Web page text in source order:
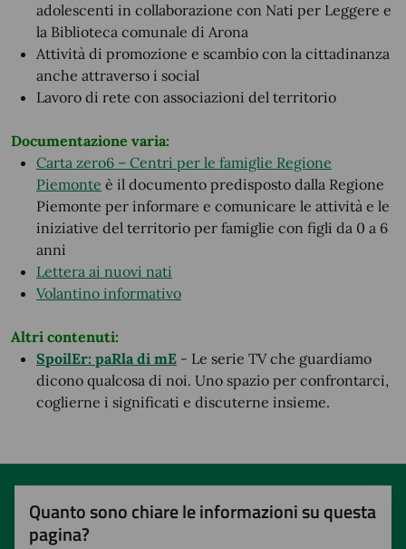
adolescenti in collaborazione con Nati per Leggere e
la Biblioteca comunale di Arona
Attività di promozione e scambio con la cittadinanza
anche attraverso i social
Lavoro di rete con associazioni del territorio
Documentazione varia:
Carta zero6 – Centri per le famiglie Regione
Piemonte è il documento predisposto dalla Regione
Piemonte per informare e comunicare le attività e le
iniziative del territorio per famiglie con figli da 0 a 6
anni
Lettera ai nuovi nati
Volantino informativo
Altri contenuti:
SpoilEr: paRla di mE - Le serie TV che guardiamo
dicono qualcosa di noi. Uno spazio per confrontarci,
coglierne i significati e discuterne insieme.
Quanto sono chiare le informazioni su questa
pagina?